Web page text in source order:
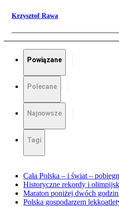
Krzysztof Rawa
Powiązane
Polecane
Najnowsze
Tagi
Cała Polska – i świat –
Historyczne rekordy i
Maraton poniżej dwóch
Polska gospodarzem